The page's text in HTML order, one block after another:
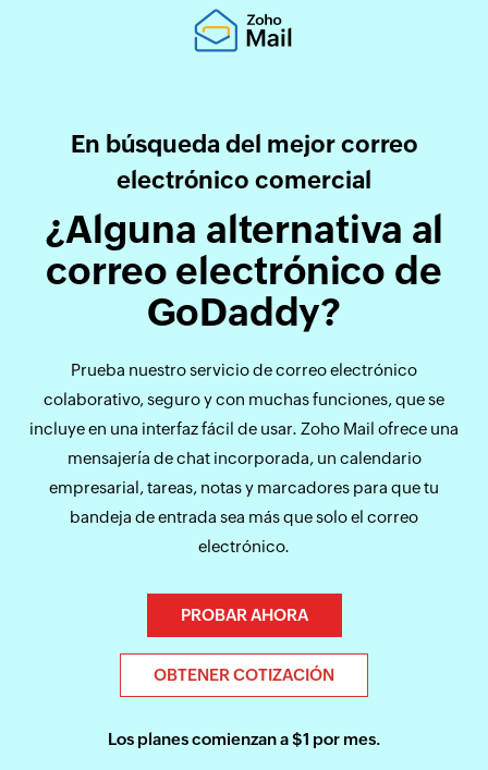
En búsqueda del mejor correo
electrónico comercial
¿Alguna alternativa al
correo electrónico de
GoDaddy?
Prueba nuestro servicio de correo electrónico
colaborativo, seguro y con muchas funciones, que se
incluye en una interfaz fácil de usar. Zoho Mail ofrece una
mensajería de chat incorporada, un calendario
empresarial, tareas, notas y marcadores para que tu
bandeja de entrada sea más que solo el correo
electrónico.
PROBAR AHORA
OBTENER COTIZACIÓN
Los planes comienzan a$1$1
por mes.